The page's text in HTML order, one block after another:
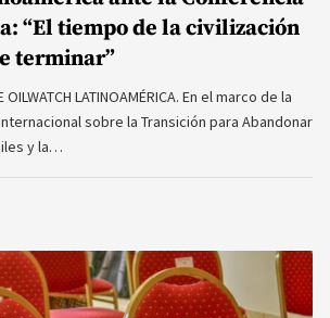
“El tiempo de la civilización
terminar”
OILWATCH LATINOAMÉRICA. En el marco de la
sobre la Transición para Abandonar
y la…